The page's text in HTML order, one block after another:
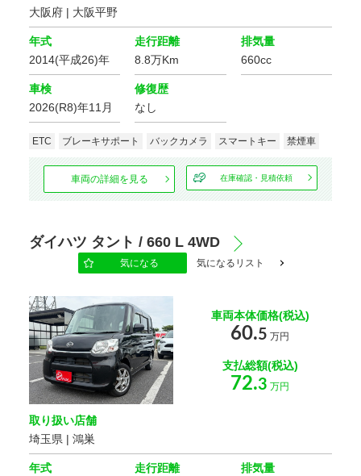
大阪府 | 大阪平野
年式
2014(平成26)年
走行距離
8.8万Km
排気量
660cc
車検
2026(R8)年11月
修復歴
なし
ETC ブレーキサポート バックカメラ スマートキー 禁煙車
車両の詳細を見る 在庫確認・見積依頼
ダイハツ タント / 660 L 4WD
気になる 気になるリスト
車両本体価格(税込)
60.5 万円
支払総額(税込)
72.3 万円
取り扱い店舗
埼玉県 | 鴻巣
年式
走行距離
排気量